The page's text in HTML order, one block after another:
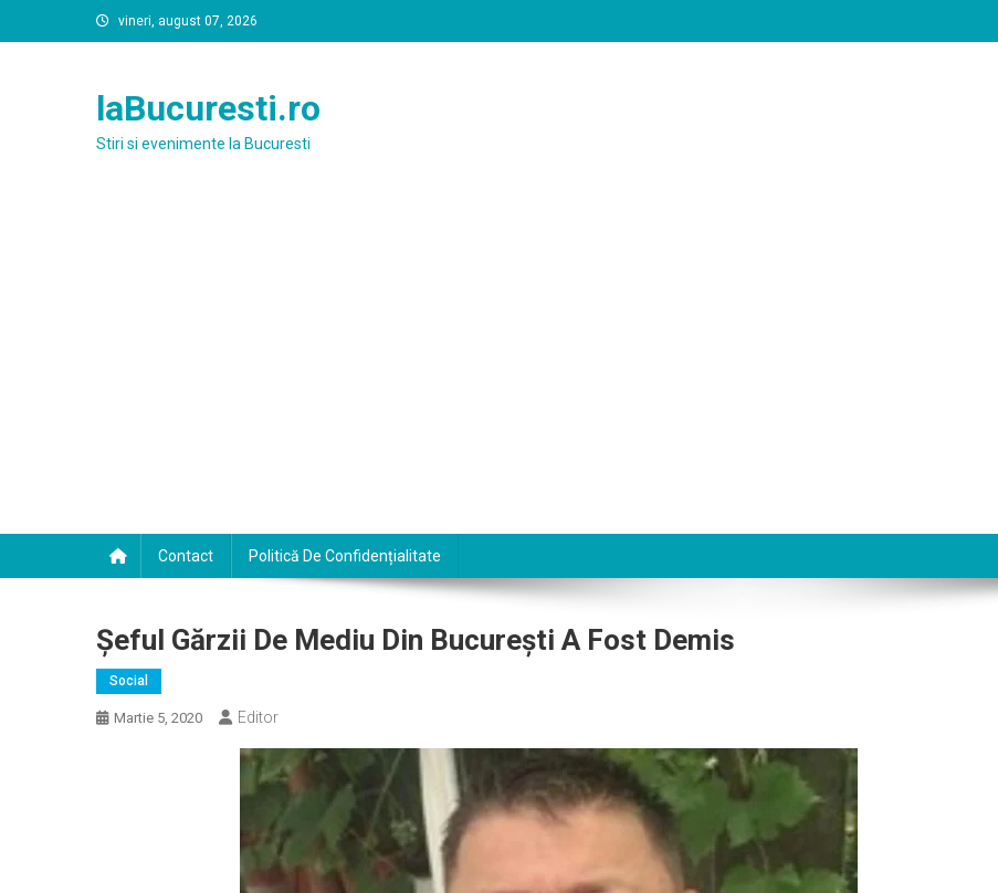
to
vineri, august 07, 2026
laBucuresti.ro
Stiri si evenimente la Bucuresti
Contact Politică De Confidențialitate
Șeful Gărzii De Mediu Din București A Fost Demis
Social
Martie 5, 2020 Editor